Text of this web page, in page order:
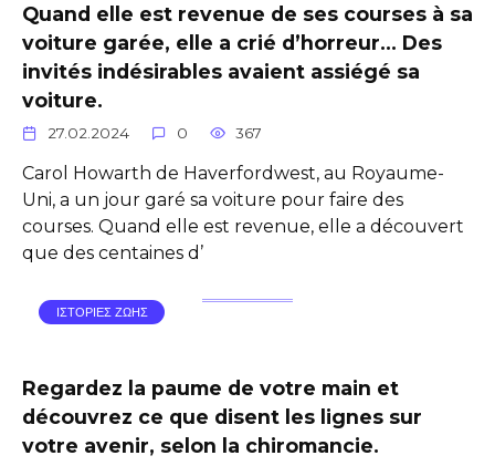
Quand elle est revenue de ses courses à sa
voiture garée, elle a crié d’horreur… Des
invités indésirables avaient assiégé sa
voiture.
27.02.2024 0 367
Carol Howarth de Haverfordwest, au Royaume-
Uni, a un jour garé sa voiture pour faire des
courses. Quand elle est revenue, elle a découvert
que des centaines d’
ΙΣΤΟΡΙΕΣ ΖΩΗΣ
Regardez la paume de votre main et
découvrez ce que disent les lignes sur
votre avenir, selon la chiromancie.